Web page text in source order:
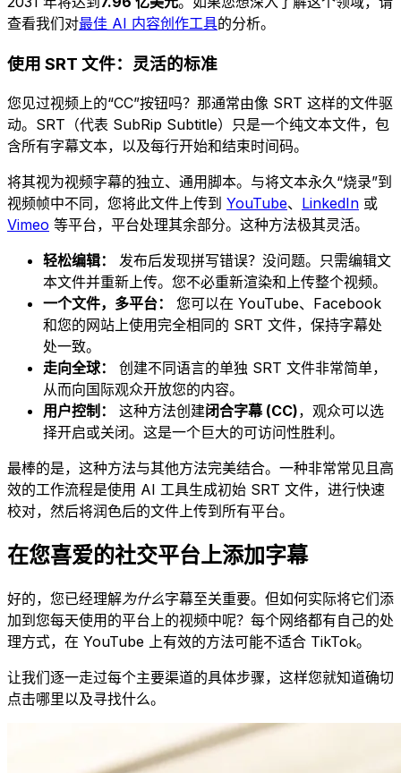
查看我们对最佳 AI 内容创作工具的分析。
使用 SRT 文件：灵活的标准
您见过视频上的“CC”按钮吗？那通常由像 SRT 这样的文件驱
动。SRT（代表 SubRip Subtitle）只是一个纯文本文件，包
含所有字幕文本，以及每行开始和结束时间码。
将其视为视频字幕的独立、通用脚本。与将文本永久“烧录”到
视频帧中不同，您将此文件上传到 YouTube、 LinkedIn 或
Vimeo 等平台，平台处理其余部分。这种方法极其灵活。
轻松编辑：
发布后发现拼写错误？没问题。只需编辑文
本文件并重新上传。您不必重新渲染和上传整个视频。
一个文件，多平台：
您可以在 YouTube、Facebook
和您的网站上使用完全相同的 SRT 文件，保持字幕处
处一致。
走向全球：
创建不同语言的单独 SRT 文件非常简单，
从而向国际观众开放您的内容。
用户控制：
这种方法创建闭合字幕 (CC)，观众可以选
择开启或关闭。这是一个巨大的可访问性胜利。
最棒的是，这种方法与其他方法完美结合。一种非常常见且高
效的工作流程是使用 AI 工具生成初始 SRT 文件，进行快速
校对，然后将润色后的文件上传到所有平台。
在您喜爱的社交平台上添加字幕
好的，您已经理解为什么字幕至关重要。但如何实际将它们添
加到您每天使用的平台上的视频中呢？每个网络都有自己的处
理方式，在 YouTube 上有效的方法可能不适合 TikTok。
让我们逐一走过每个主要渠道的具体步骤，这样您就知道确切
点击哪里以及寻找什么。